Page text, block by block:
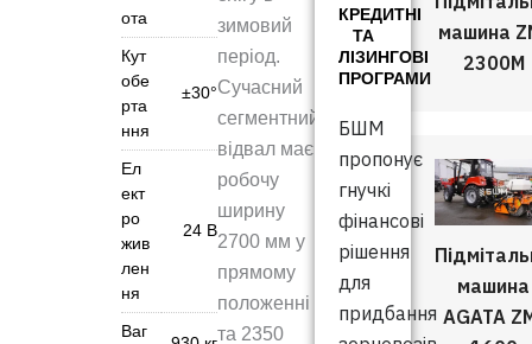
ота
Кут
обе
рта
ння
±30°
Ел
ект
ро
жив
лен
ня
24 В
Ваг
зимовий
період.
Сучасний
сегментний
відвал має
робочу
ширину
2700 мм у
прямому
положенні
та 2350
КРЕДИТНІ
ТА
ЛІЗИНГОВІ
ПРОГРАМИ
БШМ
пропонує
гнучкі
фінансові
рішення
для
придбання
машина
2300M
машина
AGATA